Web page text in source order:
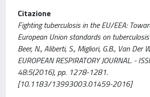
Citazione
Fighting tuberculosis in the EU/EEA:
European Union standards on
Beer, N., Aliberti, S., Migliori, G.B., Van Der
EUROPEAN RESPIRATORY JOURNAL. -
48:5(2016), pp. 1278-1281.
[10.1183/13993003.01459-2016]